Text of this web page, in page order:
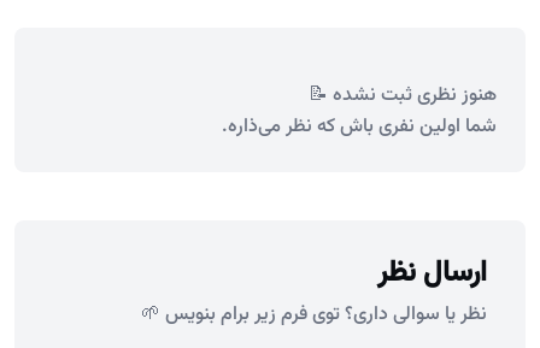
هنوز نظری ثبت نشده 📝
شما اولین نفری باش که نظر می‌ذاره.
ارسال نظر
نظر یا سوالی داری؟ توی فرم زیر برام بنویس 🌱